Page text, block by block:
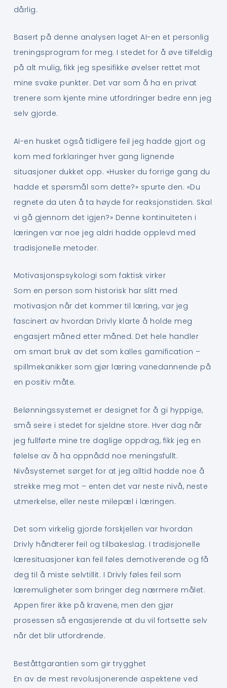
dårlig.
Basert på denne analysen laget AI-en et personlig
treningsprogram for meg. I stedet for å øve tilfeldig
på alt mulig, fikk jeg spesifikke øvelser rettet mot
mine svake punkter. Det var som å ha en privat
trenere som kjente mine utfordringer bedre enn jeg
selv gjorde.
AI-en husket også tidligere feil jeg hadde gjort og
kom med forklaringer hver gang lignende
situasjoner dukket opp. «Husker du forrige gang du
hadde et spørsmål som dette?» spurte den. «Du
regnete da uten å ta høyde for reaksjonstiden. Skal
vi gå gjennom det igjen?» Denne kontinuiteten i
læringen var noe jeg aldri hadde opplevd med
tradisjonelle metoder.
Motivasjonspsykologi som faktisk virker
Som en person som historisk har slitt med
motivasjon når det kommer til læring, var jeg
fascinert av hvordan Drivly klarte å holde meg
engasjert måned etter måned. Det hele handler
om smart bruk av det som kalles gamification –
spillmekanikker som gjør læring vanedannende på
en positiv måte.
Belønningssystemet er designet for å gi hyppige,
små seire i stedet for sjeldne store. Hver dag når
jeg fullførte mine tre daglige oppdrag, fikk jeg en
følelse av å ha oppnådd noe meningsfullt.
Nivåsystemet sørget for at jeg alltid hadde noe å
strekke meg mot – enten det var neste nivå, neste
utmerkelse, eller neste milepæl i læringen.
Det som virkelig gjorde forskjellen var hvordan
Drivly håndterer feil og tilbakeslag. I tradisjonelle
læresituasjoner kan feil føles demotiverende og få
deg til å miste selvtillit. I Drivly føles feil som
læremuligheter som bringer deg nærmere målet.
Appen firer ikke på kravene, men den gjør
prosessen så engasjerende at du vil fortsette selv
når det blir utfordrende.
Beståttgarantien som gir trygghet
En av de mest revolusjonerende aspektene ved